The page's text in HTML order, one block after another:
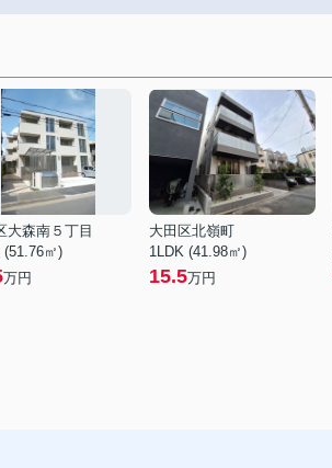
大森南５丁目
(51.76㎡)
万円
大田区北嶺町
1LDK (41.98㎡)
15.5万円